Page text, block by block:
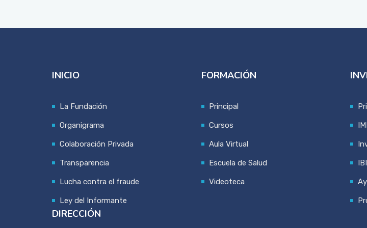
INICIO
La Fundación
Organigrama
Colaboración Privada
Transparencia
Lucha contra el fraude
Ley del Informante
FORMACIÓN
Principal
Cursos
Aula Virtual
Escuela de Salud
Videoteca
DIRECCIÓN